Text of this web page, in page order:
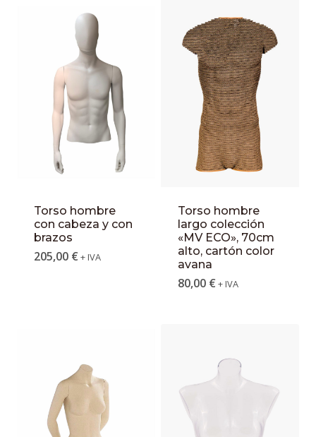
Torso hombre
con cabeza y con
brazos
205,00 € + IVA
Torso hombre
largo colección
«MV ECO», 70cm
alto, cartón color
avana
80,00 € + IVA